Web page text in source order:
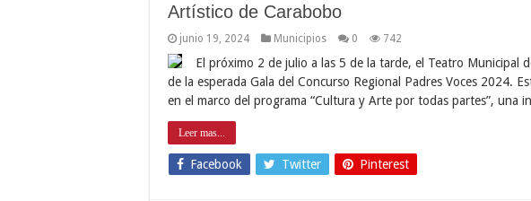
Artístico de Carabobo
junio 19, 2024 Municipios 0 742
El próximo 2 de julio a las 5 de la tarde, el Teatro Municipal
de la esperada Gala del Concurso Regional Padres Voces 2024.
en el marco del programa “Cultura y Arte por todas partes”, una
Leer mas...
Facebook Twitter Pinterest